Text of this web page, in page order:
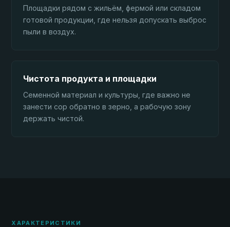
Площадки рядом с жильём, фермой или складом
готовой продукции, где нельзя допускать выброс
пыли в воздух.
Чистота продукта и площадки
Семенной материал и культуры, где важно не
занести сор обратно в зерно, а рабочую зону
держать чистой.
ХАРАКТЕРИСТИКИ